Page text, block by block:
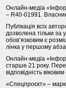
Онлайн-медіа
– R40-01991.
Публікація всіх
дозволена тільки за
обов’язковим є
лінка у першому
Онлайн-медіа
старше 21 року.
відповідність
«Спецпроєкт» –